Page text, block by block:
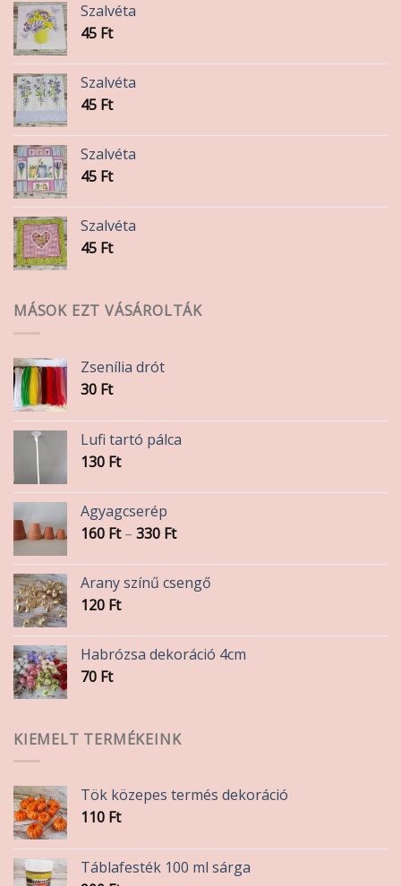
Szalvéta
45 Ft
Szalvéta
45 Ft
Szalvéta
45 Ft
Szalvéta
45 Ft
MÁSOK EZT VÁSÁROLTÁK
Zsenília drót
30 Ft
Lufi tartó pálca
130 Ft
Agyagcserép
160 Ft – 330 FtÁrtartomány:
-
330 Ft
Arany színű csengő
120 Ft
Habrózsa dekoráció 4cm
70 Ft
KIEMELT TERMÉKEINK
Tök közepes termés dekoráció
110 Ft
Táblafesték 100 ml sárga